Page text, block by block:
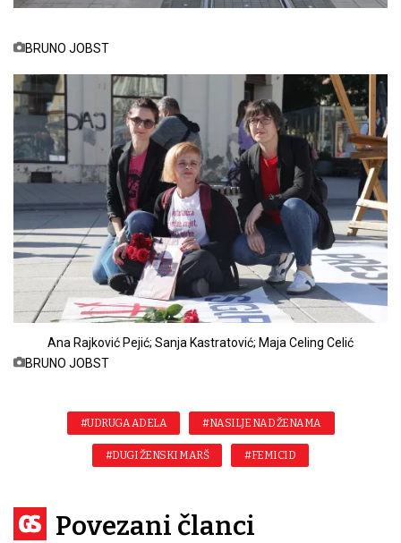
BRUNO JOBST
Ana Rajković Pejić; Sanja Kastratović; Maja Celing Celić
BRUNO JOBST
#UDRUGA ADELA #NASILJE NAD ŽENAMA
#DUGI ŽENSKI MARŠ #FEMICID
Povezani članci